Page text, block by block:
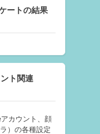
ートの結果
ト関連
カウント、顔
）の各種設定